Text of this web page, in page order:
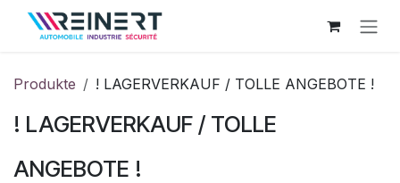
Zum Inhalt springen
Produkte ! LAGERVERKAUF / TOLLE ANGEBOTE !
! LAGERVERKAUF / TOLLE
ANGEBOTE !